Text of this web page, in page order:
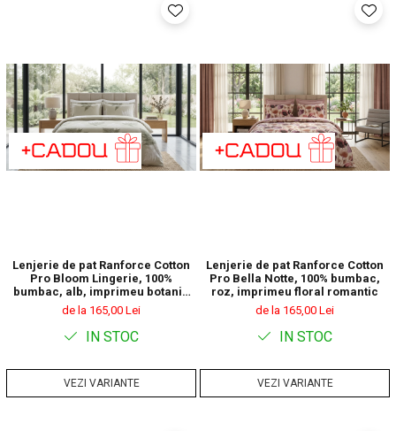
Lenjerie de pat Ranforce Cotton
Pro Bloom Lingerie, 100%
bumbac, alb, imprimeu botanic
cu frunze
de la 165,00 Lei
IN STOC
VEZI VARIANTE
Lenjerie de pat Ranforce Cotton
Pro Bella Notte, 100% bumbac,
roz, imprimeu floral romantic
de la 165,00 Lei
IN STOC
VEZI VARIANTE